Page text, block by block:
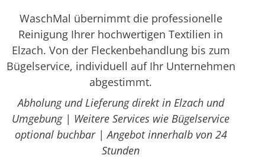
WaschMal übernimmt die professionelle
Reinigung Ihrer hochwertigen Textilien in
Elzach. Von der Fleckenbehandlung bis zum
Bügelservice, individuell auf Ihr Unternehmen
abgestimmt.
Abholung und Lieferung direkt in Elzach und
Umgebung | Weitere Services wie Bügelservice
optional buchbar | Angebot innerhalb von 24
Stunden